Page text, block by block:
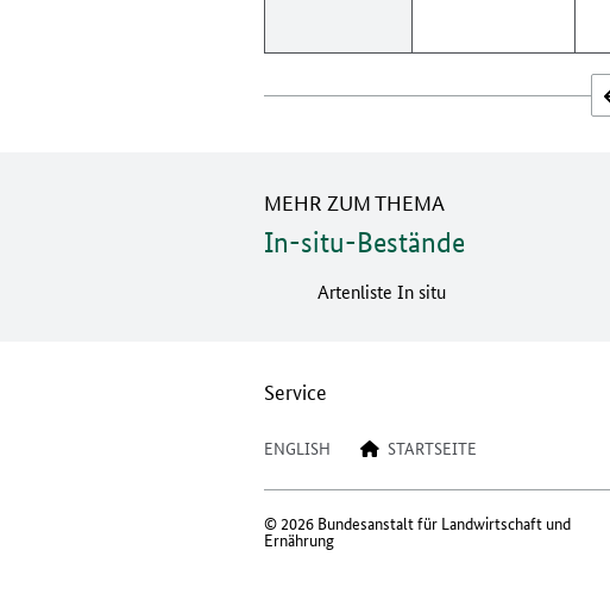
MEHR ZUM THEMA
In-situ-Bestände
Artenliste In situ
Service
ENGLISH STARTSEITE
© 2026 Bundesanstalt für Landwirtschaft und
Ernährung